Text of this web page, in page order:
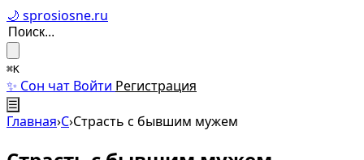
🌙 sprosiosne.ru
⌘K
✨ Сон чат Войти Регистрация
☰
Главная›С›Страсть с бывшим мужем